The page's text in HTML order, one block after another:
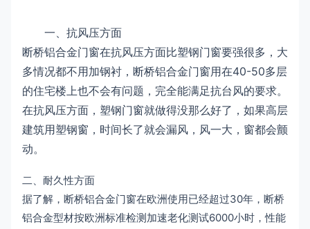
一、抗风压方面
断桥铝合金门窗在抗风压方面比塑钢门窗要强很多，大
多情况都不用加钢衬，断桥铝合金门窗用在40-50多层
的住宅楼上也不会有问题，完全能满足抗台风的要求。
在抗风压方面，塑钢门窗就做得没那么好了，如果高层
建筑用塑钢窗，时间长了就会漏风，风一大，窗都会颤
动。
二、耐久性方面
据了解，断桥铝合金门窗在欧洲使用已经超过30年，断桥
铝合金型材按欧洲标准检测加速老化测试6000小时，性能